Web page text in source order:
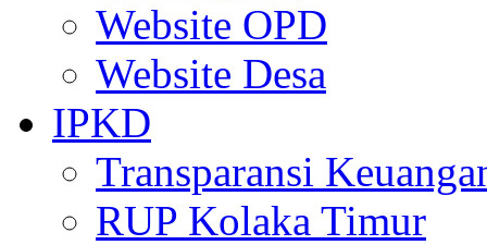
Website OPD
Website Desa
IPKD
Transparansi
RUP Kolaka Timur